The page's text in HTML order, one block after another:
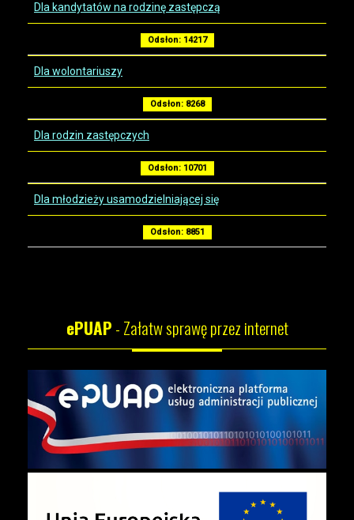
Dla kandytatów na rodzinę zastępczą
Odsłon: 14217
Dla wolontariuszy
Odsłon: 8268
Dla rodzin zastępczych
Odsłon: 10701
Dla młodzieży usamodzielniającej się
Odsłon: 8851
ePUAP- Załatw sprawę przez internet